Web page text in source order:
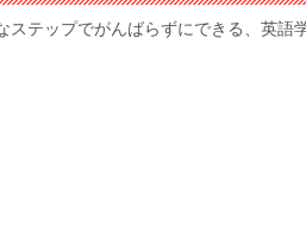
ステップでがんばらずにできる、英語